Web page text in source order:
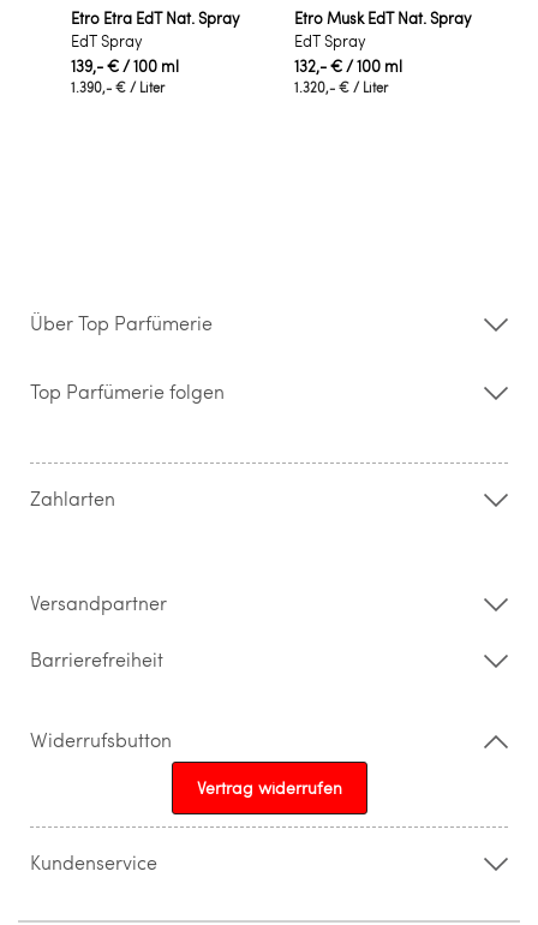
Etro Etra EdT Nat. Spray
EdT Spray
139,- €/ 100 ml
1.390,- € / Liter
Etro Musk EdT Nat. Spray
EdT Spray
132,- €/ 100 ml
1.320,- €/ Liter
Über Top Parfümerie
Storefinder
Kontakt
Widerrufsrecht & Rückgabebedingungen
Top Parfümerie folgen
Zahlarten
Versandpartner
Barrierefreiheit
Widerrufsbutton
Vertrag widerrufen
Kundenservice
info@topparfuemerie.de